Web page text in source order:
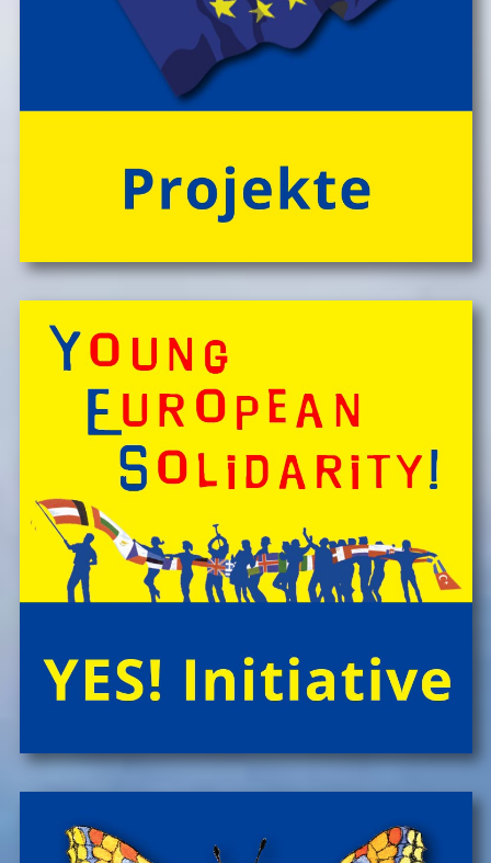
um die Uhr um das Wohl der Kinder, fĂźr Bewegung
und Freude im Camp-Alltag, â€Ś ebenso fĂźr die
gemeinsam vor Ort, in der speziellen Outdoor-Station
'CateringInsel' frisch zubereiteten, kĂśstlichen Bio-
Mahlzeiten!
Spontan anfragen,